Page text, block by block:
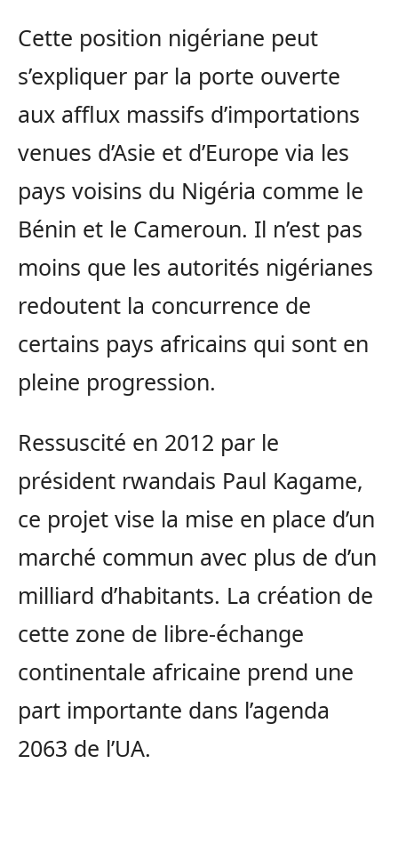
Cette position nigériane peut
s’expliquer par la porte ouverte
aux afflux massifs d’importations
venues d’Asie et d’Europe via les
pays voisins du Nigéria comme le
Bénin et le Cameroun. Il n’est pas
moins que les autorités nigérianes
redoutent la concurrence de
certains pays africains qui sont en
pleine progression.
Ressuscité en 2012 par le
président rwandais Paul Kagame,
ce projet vise la mise en place d’un
marché commun avec plus de d’un
milliard d’habitants. La création de
cette zone de libre-échange
continentale africaine prend une
part importante dans l’agenda
2063 de l’UA.